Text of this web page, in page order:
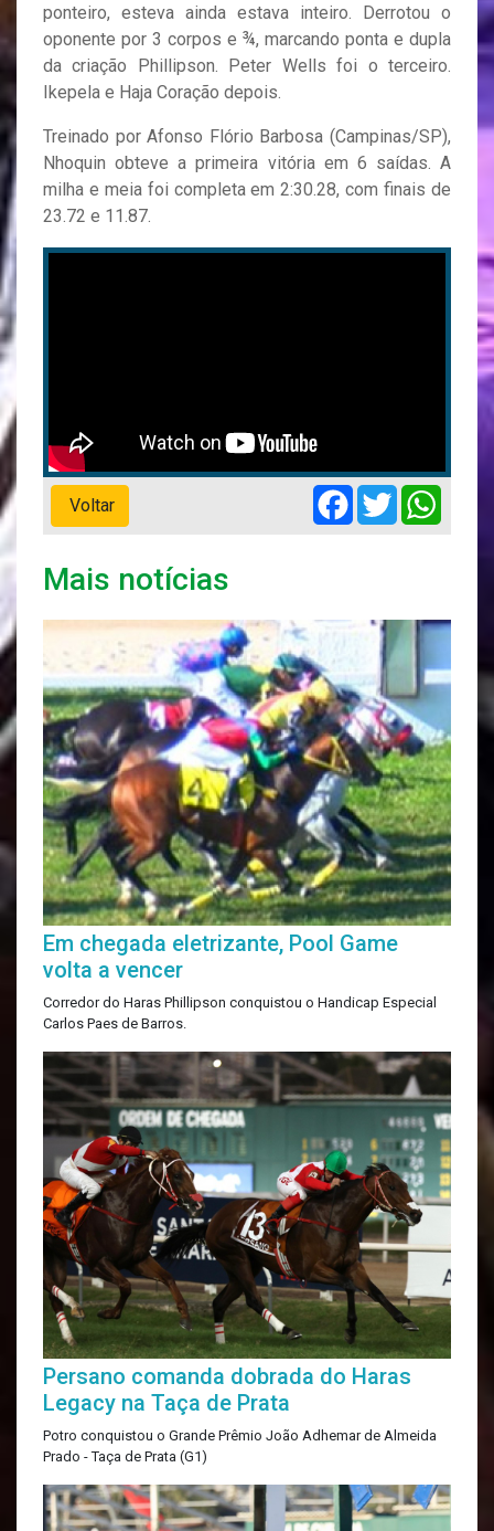
ponteiro, esteva ainda estava inteiro. Derrotou o
oponente por 3 corpos e ¾, marcando ponta e dupla
da criação Phillipson. Peter Wells foi o terceiro.
Ikepela e Haja Coração depois.
Treinado por Afonso Flório Barbosa (Campinas/SP),
Nhoquin obteve a primeira vitória em 6 saídas. A
milha e meia foi completa em 2:30.28, com finais de
23.72 e 11.87.
Voltar
Facebook
Twitter
Mais notícias
Em chegada eletrizante, Pool Game
volta a vencer
Corredor do Haras Phillipson conquistou o Handicap Especial
Carlos Paes de Barros.
Persano comanda dobrada do Haras
Legacy na Taça de Prata
Potro conquistou o Grande Prêmio João Adhemar de Almeida
Prado - Taça de Prata (G1)